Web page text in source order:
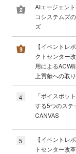
AIエージェン
コシステムズ
ズ
【イベントレ
クトセンター
用によるACW
上貢献への取
4
「ボイスボッ
する5つのステ
CANVAS
5
【イベントレ
トセンター改